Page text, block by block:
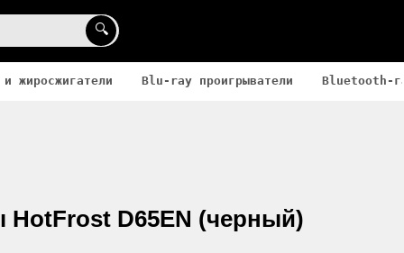
🔍
жиросжигатели Blu-ray проигрыватели Bluetooth-
D65EN (черный)